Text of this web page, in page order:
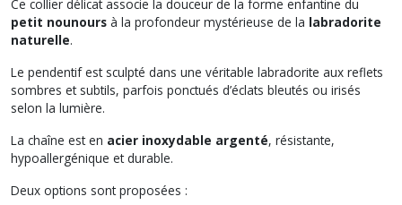
Ce collier délicat associe la douceur de la forme enfantine du
petit nounours à la profondeur mystérieuse de la labradorite
naturelle.
Le pendentif est sculpté dans une véritable labradorite aux reflets
sombres et subtils, parfois ponctués d’éclats bleutés ou irisés
selon la lumière.
La chaîne est en acier inoxydable argenté, résistante,
hypoallergénique et durable.
Deux options sont proposées :